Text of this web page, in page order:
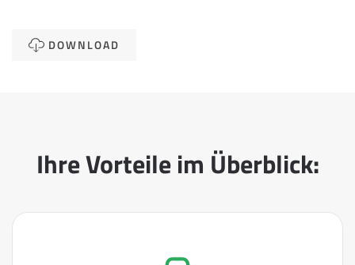
DOWNLOAD
Ihre Vorteile im Überblick: